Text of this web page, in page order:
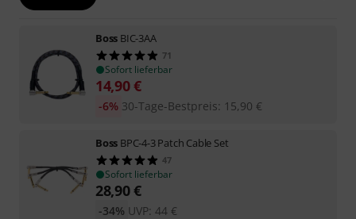
Boss BIC-3AA
71
Sofort lieferbar
14,90€
30-Tage-Bestpreis: 15,90 €
-6%
Boss BPC-4-3 Patch Cable Set
47
Sofort lieferbar
28,90€
UVP: 44 €
-34%